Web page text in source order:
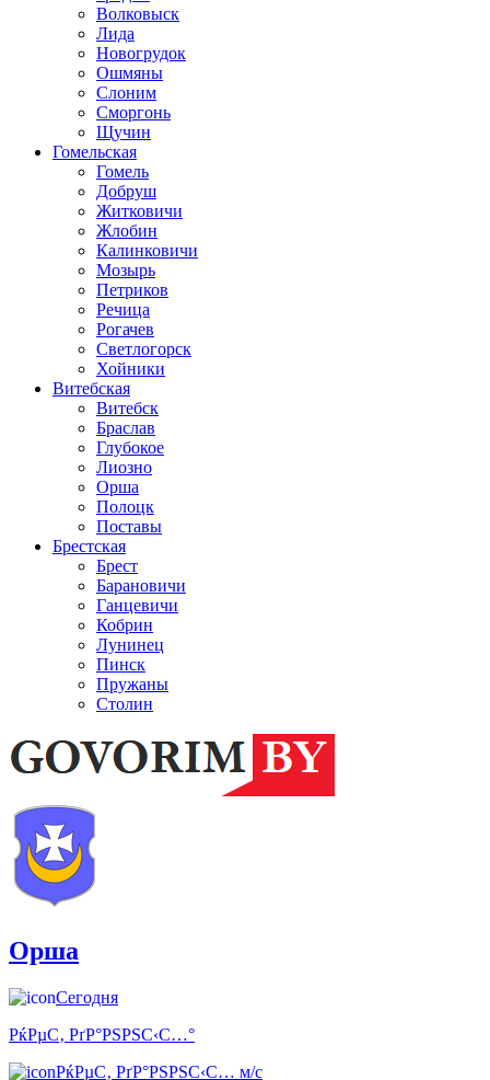
Волковыск
Лида
Новогрудок
Ошмяны
Слоним
Сморгонь
Щучин
Гомельская
Гомель
Добруш
Житковичи
Жлобин
Калинковичи
Мозырь
Петриков
Речица
Рогачев
Светлогорск
Хойники
Витебская
Витебск
Браслав
Глубокое
Лиозно
Орша
Полоцк
Поставы
Брестская
Брест
Барановичи
Ганцевичи
Кобрин
Лунинец
Пинск
Пружаны
Столин
Орша
Сегодня
РќРµС‚ РґР°РЅРЅС‹С…°
РќРµС‚ РґР°РЅРЅС‹С… м/с